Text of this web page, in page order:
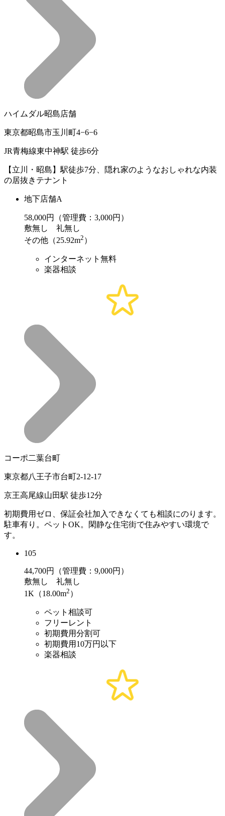
ハイムダル昭島店舗
東京都昭島市玉川町4−6−6
JR青梅線東中神駅 徒歩6分
【立川・昭島】駅徒歩7分、隠れ家のようなおしゃれな内装
の居抜きテナント
地下店舗A
58,000円（管理費：3,000円）
敷無し 礼無し
その他（25.92m2 ）
インターネット無料
楽器相談
コーポ二葉台町
東京都八王子市台町2-12-17
京王高尾線山田駅 徒歩12分
初期費用ゼロ、保証会社加入できなくても相談にのります。
駐車有り。ペットOK。閑静な住宅街で住みやすい環境で
す。
105
44,700円（管理費：9,000円）
敷無し 礼無し
1K（18.00m2 ）
ペット相談可
フリーレント
初期費用分割可
初期費用10万円以下
楽器相談